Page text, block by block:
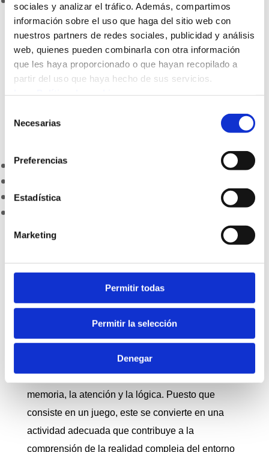
sociales y analizar el tráfico. Además, compartimos
información sobre el uso que haga del sitio web con
nuestros partners de redes sociales, publicidad y análisis
web, quienes pueden combinarla con otra información
que les haya proporcionado o que hayan recopilado a
partir del uso que haya hecho de sus servicios.
Necesarias
Preferencias
Estadística
Marketing
Permitir todas
Permitir la selección
Denegar
¿Por qué Santo Tomas Lizeoa?
Inscríbete
Matriculación en Bachillerato
Preguntas frecuentes
Colonias de verano para 2 años
ALEXIA
ESP
Buscar: Botón de búsqueda
5
Los alumnos tendrán la oportunidad de
profundizar en la experiencia que ya tienen en el
conocimiento y nivel del alumnado.
Al mismo tiempo que los alumnos disfrutan con el
ajedrez, tendrán la oportunidad de entrenar la
memoria, la atención y la lógica. Puesto que
consiste en un juego, este se convierte en una
actividad adecuada que contribuye a la
comprensión de la realidad compleja del entorno